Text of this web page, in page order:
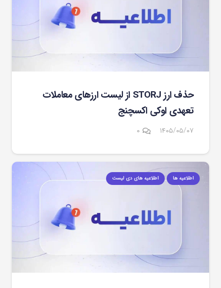
حذف ارز STORJ از لیست ارزهای معاملات
تعهدی اوکی اکسچنج
۱۴۰۵/۰۵/۰۷ ۰
اطلاعیه ها اطلاعیه های دی لیست